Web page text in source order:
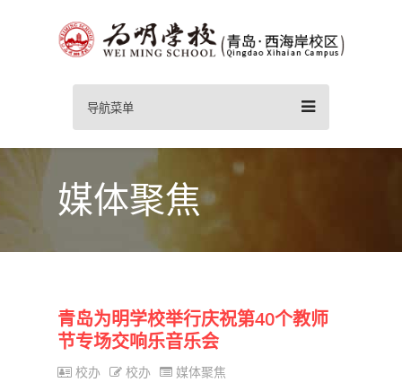
导航菜单
媒体聚焦
青岛为明学校举行庆祝第40个教师
节专场交响乐音乐会
校办 校办 媒体聚焦